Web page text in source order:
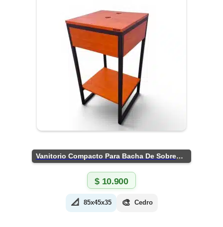
Vanitorio Compacto Para Bacha De Sobreponer
$10.900
📐 85x45x35 🎨 Cedro